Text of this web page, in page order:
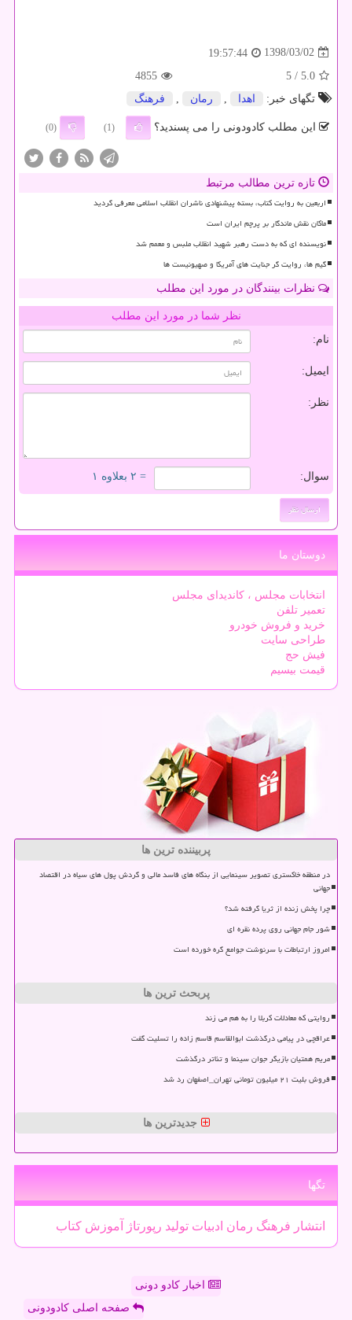
1398/03/02
19:57:44
5.0
/ 5
4855
تگهای خبر:
اهدا رمان فرهنگ
این مطلب کادودونی را می پسندید؟ (1)
(0)
تازه ترین مطالب مرتبط
اربعین به روایت کتاب، بسته پیشنهادی ناشران انقلاب اسلامی معرفی گردید
ماکان نقش ماندگار بر پرچم ایران است
نویسنده ای که به دست رهبر شهید انقلاب ملبس و معمم شد
گیم ها، روایت گر جنایت های آمریکا و صهیونیست ها
نظرات بینندگان در مورد این مطلب
نظر شما در مورد این مطلب
نام:
ایمیل:
نظر:
سوال: = ۲ بعلاوه ۱
دوستان ما
انتخابات مجلس ، کاندیدای مجلس
تعمیر تلفن
خرید و فروش خودرو
طراحی سایت
فیش حج
قیمت بیسیم
پربیننده ترین ها
در منطقه خاکستری تصویر سینمایی از بنگاه های فاسد مالی و گردش پول های سیاه در اقتصاد
جهانی
چرا پخش زنده از ثریا گرفته شد؟
شور جام جهانی روی پرده نقره ای
امروز ارتباطات با سرنوشت جوامع گره خورده است
پربحث ترین ها
روایتی که معادلات کربلا را به هم می زند
عراقچی در پیامی درگذشت ابوالقاسم قاسم زاده را تسلیت گفت
مریم همتیان بازیگر جوان سینما و تئاتر درگذشت
فروش بلیت ۲۱ میلیون تومانی تهران_اصفهان رد شد
جدیدترین ها
تگها
انتشار فرهنگ رمان ادبیات تولید رپورتاژ آموزش كتاب
اخبار کادو دونی
صفحه اصلی کادودونی